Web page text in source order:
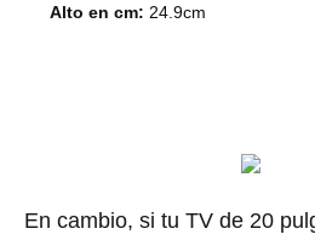
Alto en cm: 24.9cm
En cambio, si tu TV de 20